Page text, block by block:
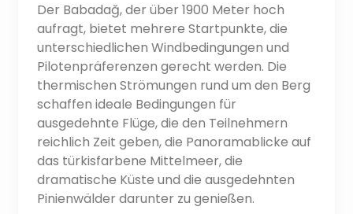
Der Babadağ, der über 1900 Meter hoch
aufragt, bietet mehrere Startpunkte, die
unterschiedlichen Windbedingungen und
Pilotenpräferenzen gerecht werden. Die
thermischen Strömungen rund um den Berg
schaffen ideale Bedingungen für
ausgedehnte Flüge, die den Teilnehmern
reichlich Zeit geben, die Panoramablicke auf
das türkisfarbene Mittelmeer, die
dramatische Küste und die ausgedehnten
Pinienwälder darunter zu genießen.